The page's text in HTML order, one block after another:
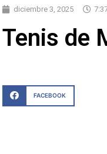
diciembre 3, 2025
Tenis de
FACEBOOK